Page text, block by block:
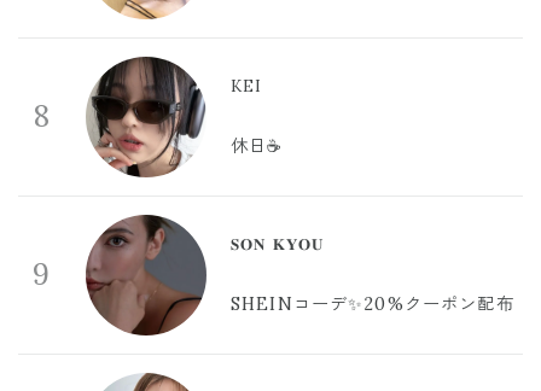
8
KEI
休日☕️
9
𝐒𝐎𝐍 𝐊𝐘𝐎𝐔
SHEINコーデ✨20%クーポン配布